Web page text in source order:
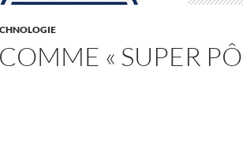
« SUPER